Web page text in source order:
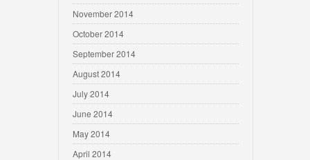
November 2014
October 2014
September 2014
August 2014
July 2014
June 2014
May 2014
April 2014